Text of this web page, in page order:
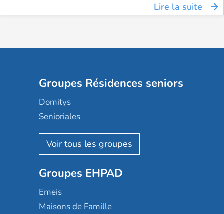
Lire la suite
Groupes Résidences seniors
Domitys
Senioriales
Nohée
Les Résidentiels
Mobicap
Domusvi
Happy Senior
Groupes EHPAD
Emeis
Maisons de Famille